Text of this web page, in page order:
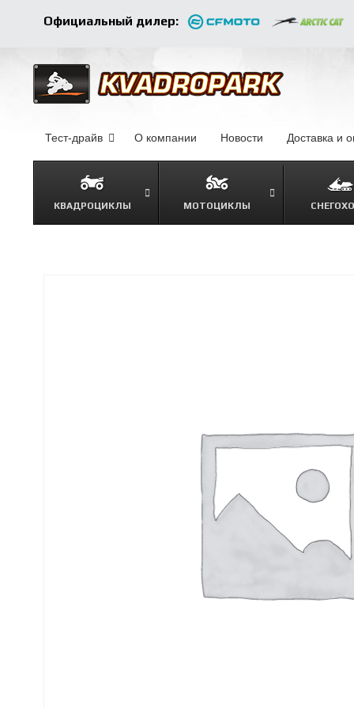
Официальный дилер:
Тест-драйв О компании Новости Доставка и
КВАДРОЦИКЛЫ МОТОЦИКЛЫ